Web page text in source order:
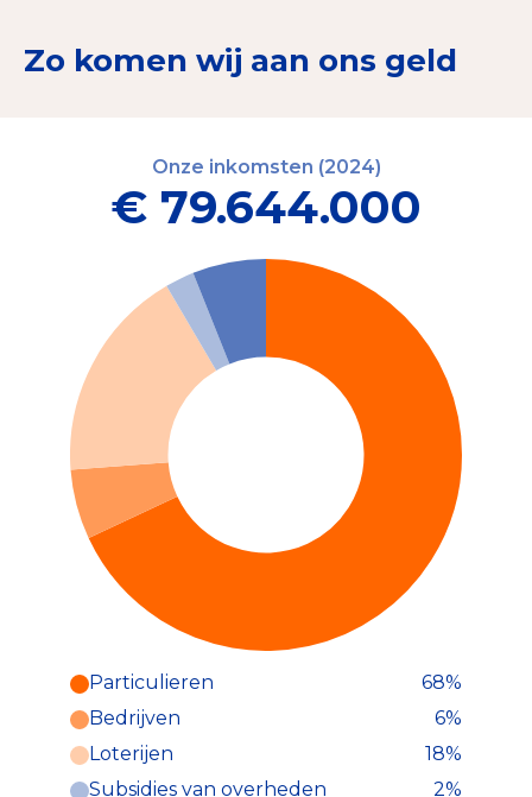
Zo komen wij aan ons geld
Onze inkomsten (2024)
€ 79.644.000
Particulieren (68%)
Deze inkomsten zijn als volgt
onderverdeeld:
Particulieren
68%
Bedrijven
6%
Loterijen
18%
Subsidies van overheden
2%